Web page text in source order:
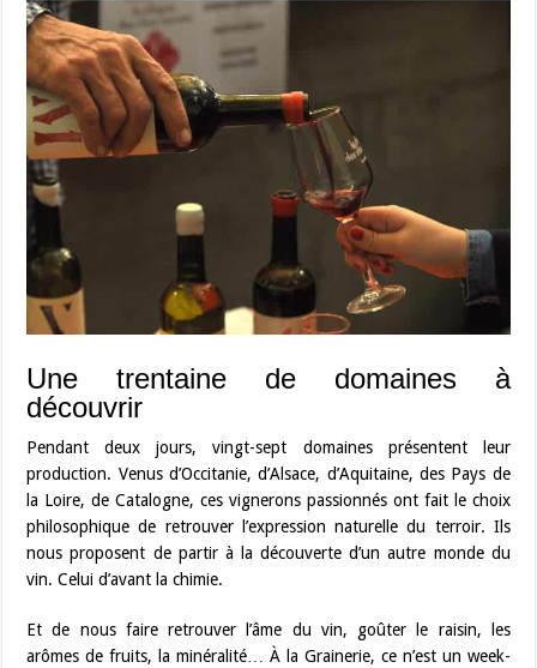
Une trentaine de domaines à
découvrir
Pendant deux jours, vingt-sept domaines présentent leur
production. Venus d’Occitanie, d’Alsace, d’Aquitaine, des Pays de
la Loire, de Catalogne, ces vignerons passionnés ont fait le choix
philosophique de retrouver l’expression naturelle du terroir. Ils
nous proposent de partir à la découverte d’un autre monde du
vin. Celui d’avant la chimie.
Et de nous faire retrouver l’âme du vin, goûter le raisin, les
arômes de fruits, la minéralité… À la Grainerie, ce n’est un week-